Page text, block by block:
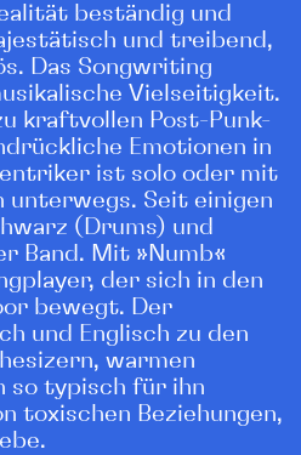
beständig und
und treibend,
Das Songwriting
Vielseitigkeit.
kraftvollen Post-Punk-
Emotionen in
ist solo oder mit
unterwegs. Seit einigen
(Drums) und
Band. Mit »Numb«
der sich in den
bewegt. Der
und Englisch zu den
warmen
so typisch für ihn
toxischen Beziehungen,